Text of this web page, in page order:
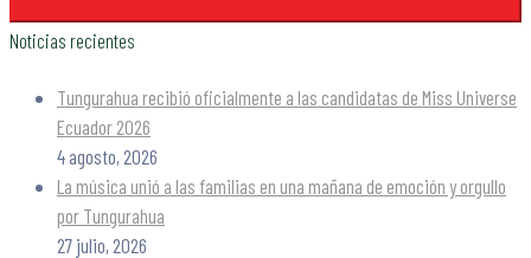
Noticias recientes
Tungurahua recibió oficialmente a las candidatas de Miss Universe
Ecuador 2026
4 agosto, 2026
La música unió a las familias en una mañana de emoción y orgullo
por Tungurahua
27 julio, 2026